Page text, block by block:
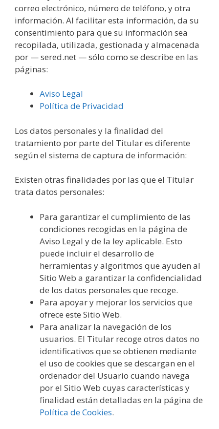
correo electrónico, número de teléfono, y otra
información. Al facilitar esta información, da su
consentimiento para que su información sea
recopilada, utilizada, gestionada y almacenada
por — sered.net — sólo como se describe en las
páginas:
Aviso Legal
Política de Privacidad
Los datos personales y la finalidad del
tratamiento por parte del Titular es diferente
según el sistema de captura de información:
Existen otras finalidades por las que el Titular
trata datos personales:
Para garantizar el cumplimiento de las
condiciones recogidas en la página de
Aviso Legal y de la ley aplicable. Esto
puede incluir el desarrollo de
herramientas y algoritmos que ayuden al
Sitio Web a garantizar la confidencialidad
de los datos personales que recoge.
Para apoyar y mejorar los servicios que
ofrece este Sitio Web.
Para analizar la navegación de los
usuarios. El Titular recoge otros datos no
identificativos que se obtienen mediante
el uso de cookies que se descargan en el
ordenador del Usuario cuando navega
por el Sitio Web cuyas características y
finalidad están detalladas en la página de
Política de Cookies.